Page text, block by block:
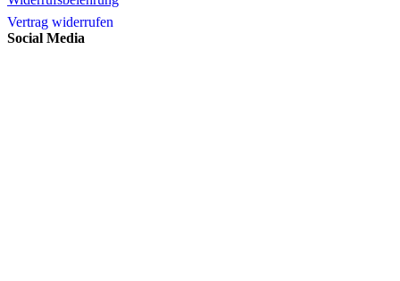
Vertrag widerrufen
Social Media